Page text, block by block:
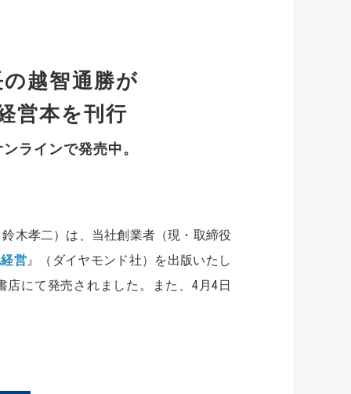
越智通勝が
営本を刊行
ラインで発売中。
木孝二）は、当社創業者（現・取締役
営』（ダイヤモンド社）を出版いたし
店にて発売されました。また、4月4日